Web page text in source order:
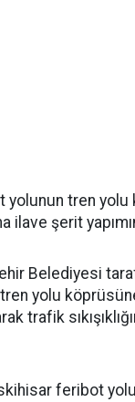
yolunun tren yolu
ilave şerit
Belediyesi
yolu
trafik
feribot